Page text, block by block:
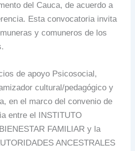
del Cauca, de acuerdo a
Esta convocatoria invita
y comuneros de los
de apoyo Psicosocial,
cultural/pedagógico y
en el marco del convenio de
entre el INSTITUTO
FAMILIAR y la
ANCESTRALES